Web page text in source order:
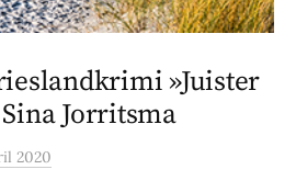
»Juister
Jorritsma
2020